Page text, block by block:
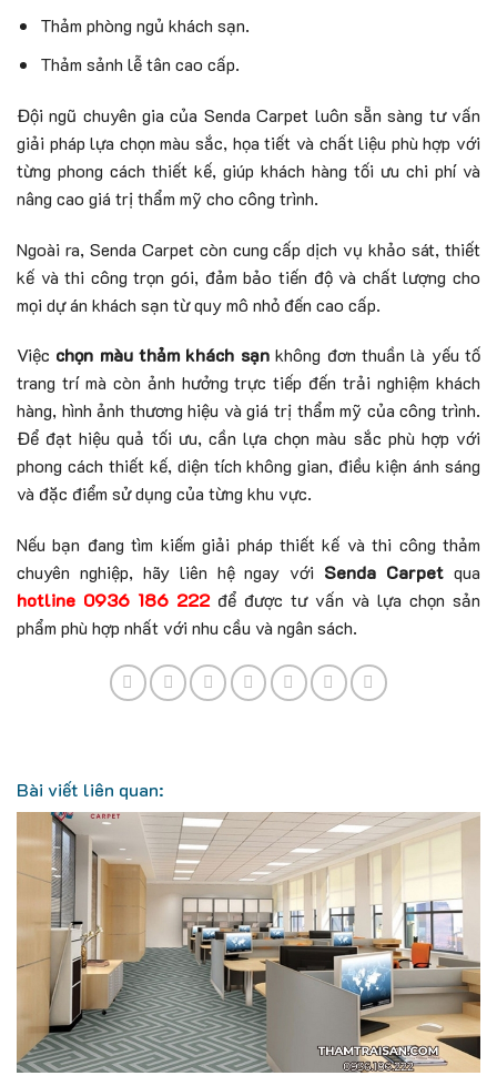
Thảm phòng ngủ khách sạn.
Thảm sảnh lễ tân cao cấp.
Đội ngũ chuyên gia của Senda Carpet luôn sẵn sàng tư vấn
giải pháp lựa chọn màu sắc, họa tiết và chất liệu phù hợp với
từng phong cách thiết kế, giúp khách hàng tối ưu chi phí và
nâng cao giá trị thẩm mỹ cho công trình.
Ngoài ra, Senda Carpet còn cung cấp dịch vụ khảo sát, thiết
kế và thi công trọn gói, đảm bảo tiến độ và chất lượng cho
mọi dự án khách sạn từ quy mô nhỏ đến cao cấp.
Việc chọn màu thảm khách sạnkhông đơn thuần là yếu tố
trang trí mà còn ảnh hưởng trực tiếp đến trải nghiệm khách
hàng, hình ảnh thương hiệu và giá trị thẩm mỹ của công trình.
Để đạt hiệu quả tối ưu, cần lựa chọn màu sắc phù hợp với
phong cách thiết kế, diện tích không gian, điều kiện ánh sáng
và đặc điểm sử dụng của từng khu vực.
Nếu bạn đang tìm kiếm giải pháp thiết kế và thi công thảm
chuyên nghiệp, hãy liên hệ ngay với Senda Carpet qua
hotline 0936 186 222để được tư vấn và lựa chọn sản
phẩm phù hợp nhất với nhu cầu và ngân sách.
Bài viết liên quan: